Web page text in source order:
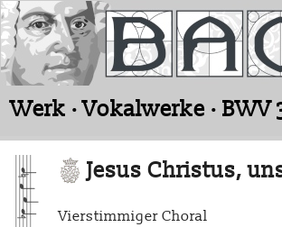
Werk · Vokalwerke · BWV
Jesus Christus,
Vierstimmiger Choral